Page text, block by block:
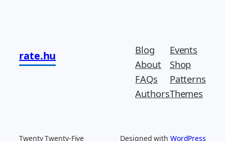
rate.hu
Blog
About
FAQs
Authors
Events
Shop
Patterns
Themes
Twenty Twenty-Five Designed with WordPress